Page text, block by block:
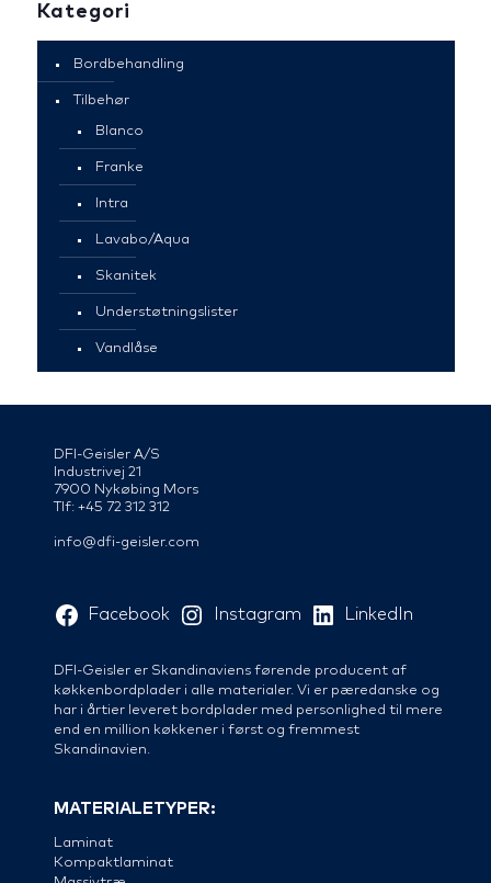
Kategori
Bordbehandling
Tilbehør
Blanco
Franke
Intra
Lavabo/Aqua
Skanitek
Understøtningslister
Vandlåse
DFI-Geisler A/S
Industrivej 21
7900 Nykøbing Mors
Tlf: +45 72 312 312
info@dfi-geisler.com
Facebook Instagram LinkedIn
DFI-Geisler er Skandinaviens førende producent af
køkkenbordplader i alle materialer. Vi er pæredanske og
har i årtier leveret bordplader med personlighed til mere
end en million køkkener i først og fremmest
Skandinavien.
MATERIALETYPER:
Laminat
Kompaktlaminat